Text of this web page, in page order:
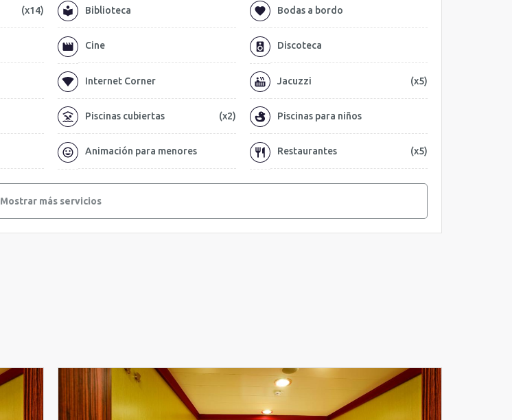
(x14) Biblioteca Bodas a bordo
Cine Discoteca
Internet Corner Jacuzzi (x5)
Piscinas cubiertas (x2) Piscinas para niños
Animación para menores Restaurantes (x5)
Mostrar más servicios